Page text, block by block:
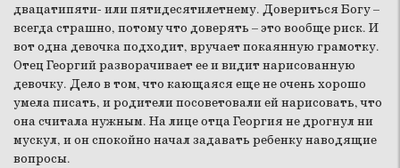
двацатипяти- или пятидесятилетнему. Довериться Богу –
всегда страшно, потому что доверять – это вообще риск. И
вот одна девочка подходит, вручает покаянную грамотку.
Отец Георгий разворачивает ее и видит нарисованную
девочку. Дело в том, что кающаяся еще не очень хорошо
умела писать, и родители посоветовали ей нарисовать, что
она считала нужным. На лице отца Георгия не дрогнул ни
мускул, и он спокойно начал задавать ребенку наводящие
вопросы.